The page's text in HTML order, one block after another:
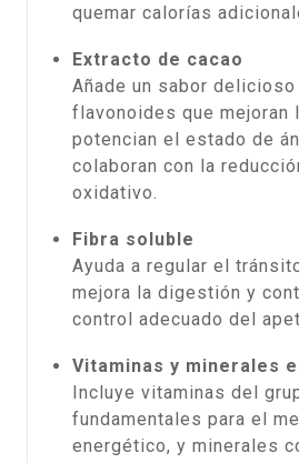
quemar calorías
Extracto de cacao
Añade un sabor
flavonoides que mejoran
potencian el estado de
colaboran con la
oxidativo.
Fibra soluble
Ayuda a regular el
mejora la digestión y
control adecuado del
Vitaminas y minerales
Incluye vitaminas del
fundamentales para el
energético, y minerales